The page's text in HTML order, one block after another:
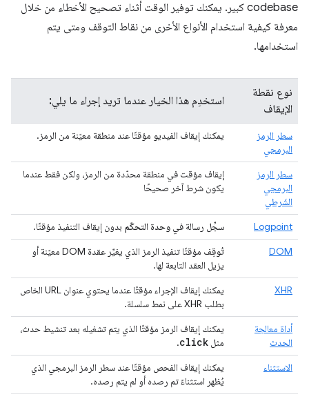
codebase كبير. يمكنك توفير الوقت أثناء تصحيح الأخطاء من خلال
معرفة كيفية استخدام الأنواع الأخرى من نقاط التوقف ومتى يتم
استخدامها.
نوع نقطة
الإيقاف
استخدِم هذا الخيار عندما تريد إجراء ما يلي:
سطر الرمز
البرمجي
يمكنك إيقاف الفيديو مؤقتًا عند منطقة معيّنة من الرمز.
سطر الرمز
البرمجي
الشَرطي
إيقاف مؤقت في منطقة محدّدة من الرمز، ولكن فقط عندما
يكون شرط آخر صحيحًا
Logpoint سجِّل رسالة في وحدة التحكّم بدون إيقاف التنفيذ مؤقتًا.
DOM
تُوقِف مؤقتًا تنفيذ الرمز الذي يغيِّر عقدة DOM معيّنة أو
يزيل العقد التابعة لها.
XHR
يمكنك إيقاف الإجراء مؤقتًا عندما يحتوي عنوان URL الخاص
بطلب XHR على نمط سلسلة.
أداة معالجة
الحدث
يمكنك إيقاف الرمز مؤقتًا الذي يتم تشغيله بعد تنشيط حدث،
مثل click
.
الاستثناء
يمكنك إيقاف الفحص مؤقتًا عند سطر الرمز البرمجي الذي
يُظهر استثناءً تم رصده أو لم يتم رصده.